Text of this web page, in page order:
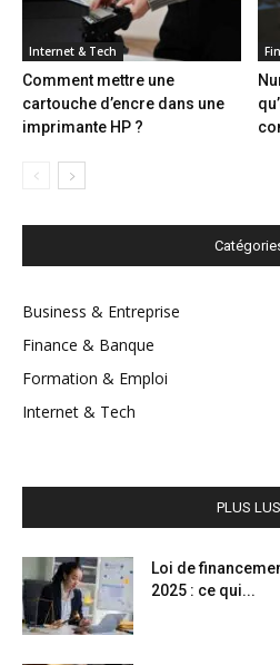
Internet & Tech
Comment mettre une
cartouche d’encre dans une
imprimante HP ?
Business & Entreprise
Finance & Banque
Formation & Emploi
Internet & Tech
PLUS LUS
Loi de
2025 : ce qui...